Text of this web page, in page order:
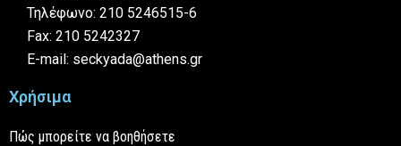
Τηλέφωνο: 210 5246515-6
Fax: 210 5242327
E-mail: seckyada@athens.gr
Χρήσιμα
Πώς μπορείτε να βοηθήσετε